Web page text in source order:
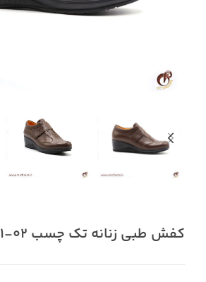
کفش طبی زنانه تک چسب mrc2111-02